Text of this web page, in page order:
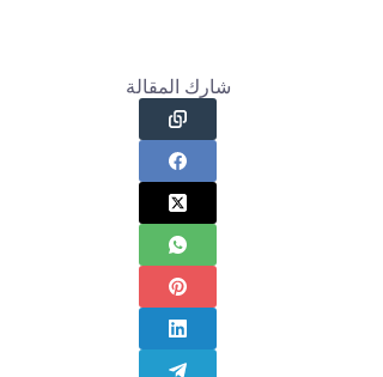
شارك المقالة